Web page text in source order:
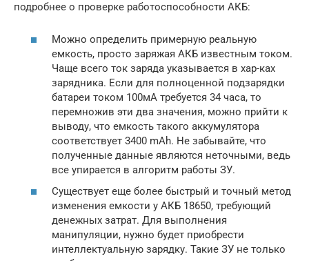
подробнее о проверке работоспособности АКБ:
Можно определить примерную реальную
емкость, просто заряжая АКБ известным током.
Чаще всего ток заряда указывается в хар-ках
зарядника. Если для полноценной подзарядки
батареи током 100мА требуется 34 часа, то
перемножив эти два значения, можно прийти к
выводу, что емкость такого аккумулятора
соответствует 3400 mAh. Не забывайте, что
полученные данные являются неточными, ведь
все упирается в алгоритм работы ЗУ.
Существует еще более быстрый и точный метод
изменения емкости у АКБ 18650, требующий
денежных затрат. Для выполнения
манипуляции, нужно будет приобрести
интеллектуальную зарядку. Такие ЗУ не только